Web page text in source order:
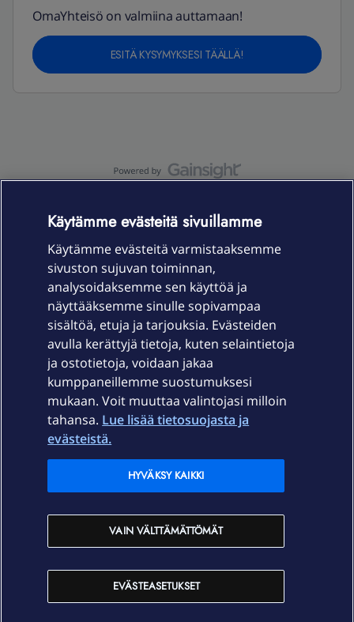
OmaYhteisö on valmiina auttamaan!
ESITÄ KYSYMYKSESI TÄÄLLÄ!
Laitteet & liittymät
Palvelut
Ajankohtaista
Elisa Oyj
In English
Käytämme evästeitä sivuillamme
Käytämme evästeitä varmistaaksemme
sivuston sujuvan toiminnan,
analysoidaksemme sen käyttöä ja
näyttääksemme sinulle sopivampaa
sisältöä, etuja ja tarjouksia. Evästeiden
avulla kerättyjä tietoja, kuten selaintietoja
ja ostotietoja, voidaan jakaa
kumppaneillemme suostumuksesi
mukaan. Voit muuttaa valintojasi milloin
tahansa. Lue lisää tietosuojasta ja
evästeistä.
EVÄSTEASETUKSET
VAIN VÄLTTÄMÄTTÖMÄT
HYVÄKSY KAIKKI